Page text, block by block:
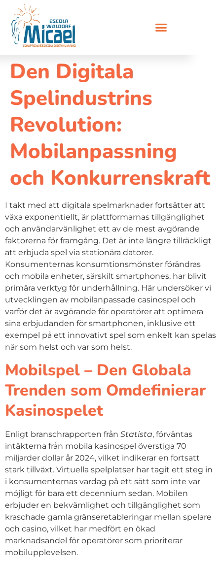
Den Digitala
Spelindustrins
Revolution:
Mobilanpassning
och Konkurrenskraft
I takt med att digitala spelmarknader fortsätter att
växa exponentiellt, är plattformarnas tillgänglighet
och användarvänlighet ett av de mest avgörande
faktorerna för framgång. Det är inte längre tillräckligt
att erbjuda spel via stationära datorer.
Konsumenternas konsumtionsmönster förändras
och mobila enheter, särskilt smartphones, har blivit
primära verktyg för underhållning. Här undersöker vi
utvecklingen av mobilanpassade casinospel och
varför det är avgörande för operatörer att optimera
sina erbjudanden för smartphonen, inklusive ett
exempel på ett innovativt spel som enkelt kan spelas
när som helst och var som helst.
Mobilspel – Den Globala
Trenden som Omdefinierar
Kasinospelet
Enligt branschrapporten från Statista, förväntas
intäkterna från mobila kasinospel överstiga 70
miljarder dollar år 2024, vilket indikerar en fortsatt
stark tillväxt. Virtuella spelplatser har tagit ett steg in
i konsumenternas vardag på ett sätt som inte var
möjligt för bara ett decennium sedan. Mobilen
erbjuder en bekvämlighet och tillgänglighet som
kraschade gamla gränseretableringar mellan spelare
och casino, vilket har medfört en ökad
marknadsandel för operatörer som prioriterar
mobilupplevelsen.